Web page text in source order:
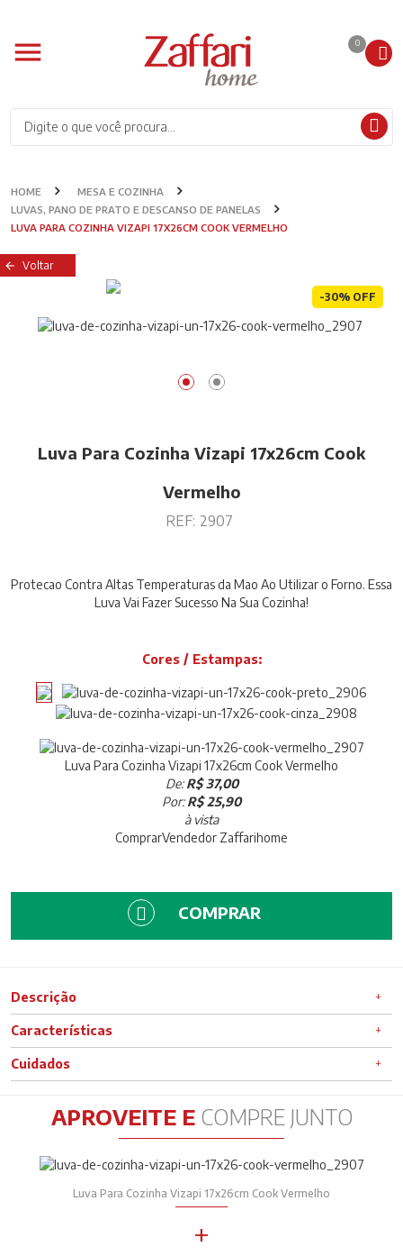
0
HOME
MESA E COZINHA
LUVAS, PANO DE PRATO E DESCANSO DE PANELAS
LUVA PARA COZINHA VIZAPI 17X26CM COOK VERMELHO
Voltar
-30% OFF
Luva Para Cozinha Vizapi 17x26cm Cook
Vermelho
REF: 2907
Protecao Contra Altas Temperaturas da Mao Ao Utilizar o Forno. Essa
Luva Vai Fazer Sucesso Na Sua Cozinha!
Cores / Estampas:
Luva Para Cozinha Vizapi 17x26cm Cook Vermelho
De:R$ 37,00
Por:R$ 25,90
à vista
ComprarVendedor Zaffarihome
COMPRAR
Descrição
Características
Cuidados
APROVEITE ECOMPRE JUNTO
Luva Para Cozinha Vizapi 17x26cm Cook Vermelho
+